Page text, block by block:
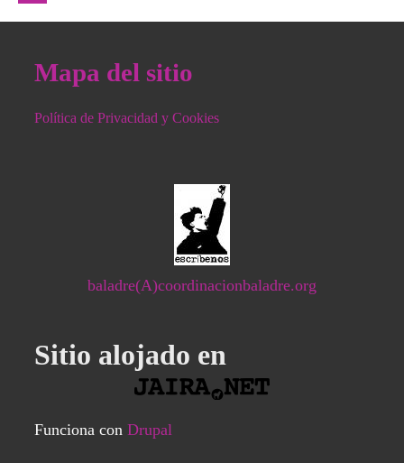
Mapa del sitio
Política de Privacidad y Cookies
baladre(A)coordinacionbaladre.org
Sitio alojado en
Funciona con Drupal